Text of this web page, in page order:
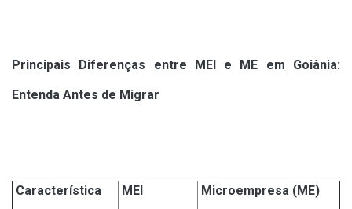
Principais Diferenças entre MEI e ME em Goiânia:
Entenda Antes de Migrar
Característica MEI Microempresa (ME)